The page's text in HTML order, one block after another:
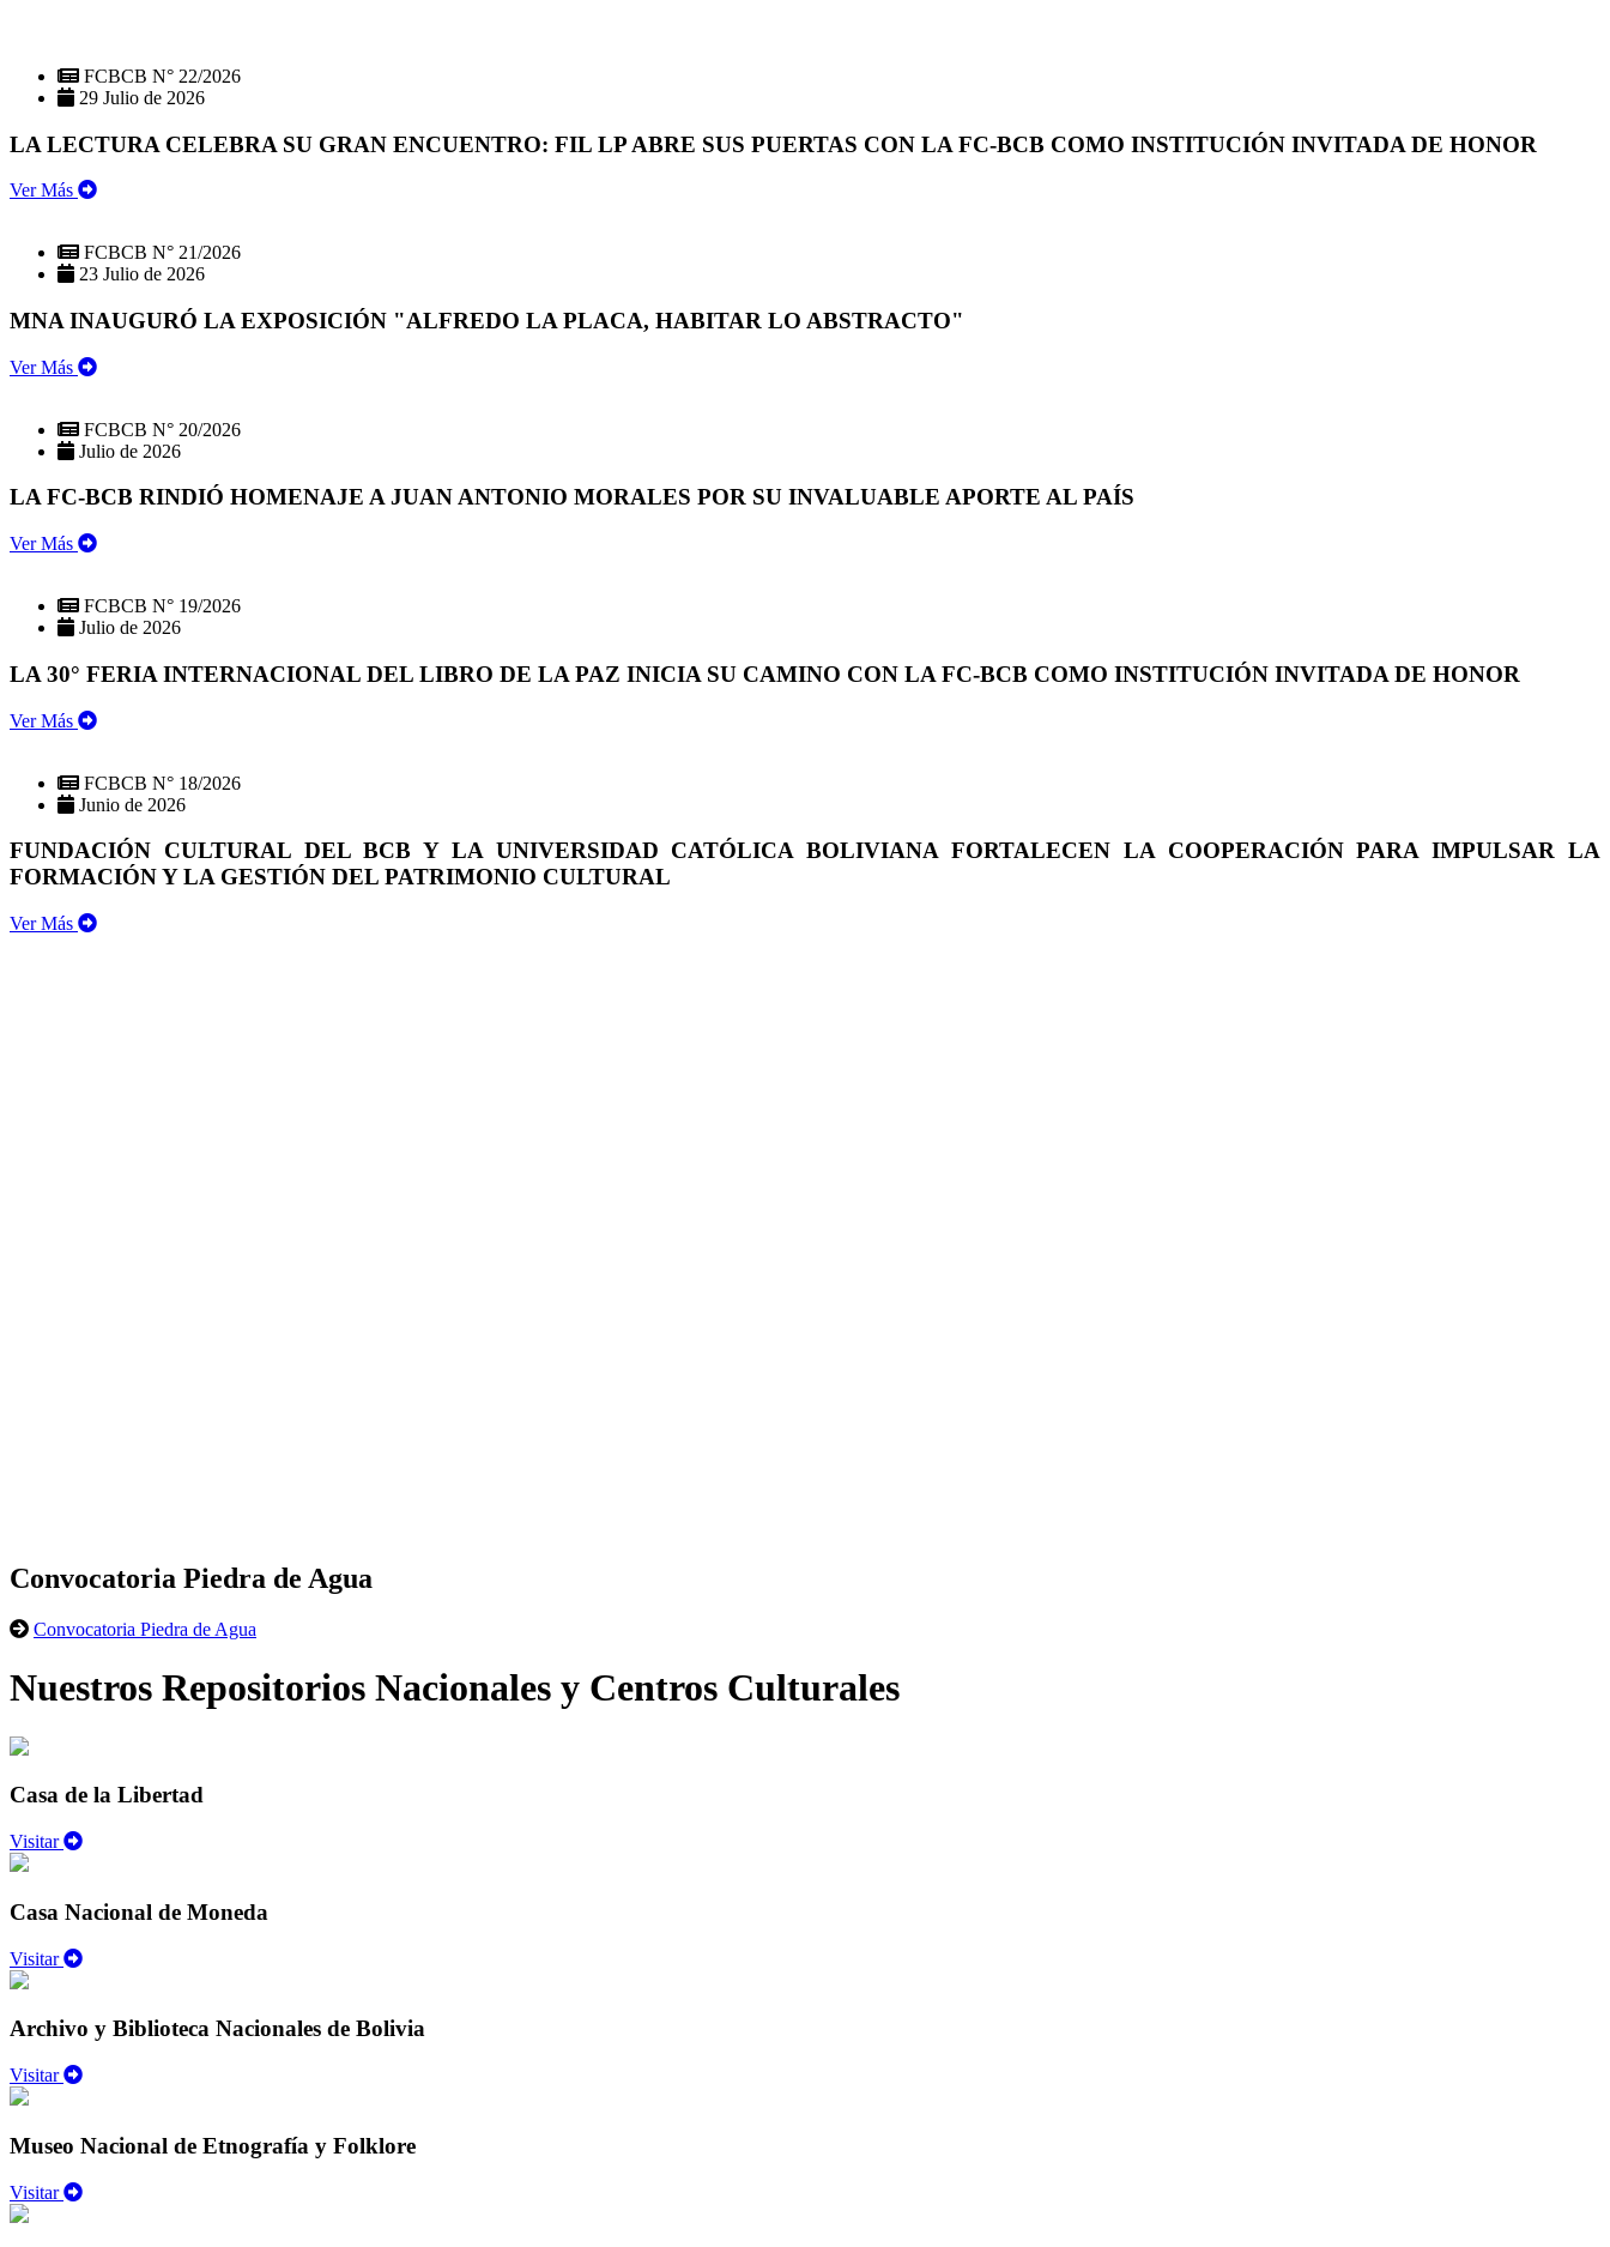
FCBCB N° 22/2026
29 Julio de 2026
LA LECTURA CELEBRA SU GRAN ENCUENTRO: FIL LP ABRE SUS PUERTAS CON LA FC-BCB COMO INSTITUCIÓN INVITADA DE HONOR
Ver Más
FCBCB N° 21/2026
23 Julio de 2026
MNA INAUGURÓ LA EXPOSICIÓN "ALFREDO LA PLACA, HABITAR LO ABSTRACTO"
Ver Más
FCBCB N° 20/2026
Julio de 2026
LA FC-BCB RINDIÓ HOMENAJE A JUAN ANTONIO MORALES POR SU INVALUABLE APORTE AL PAÍS
Ver Más
FCBCB N° 19/2026
Julio de 2026
LA 30° FERIA INTERNACIONAL DEL LIBRO DE LA PAZ INICIA SU CAMINO CON LA FC-BCB COMO INSTITUCIÓN INVITADA DE HONOR
Ver Más
FCBCB N° 18/2026
Junio de 2026
FUNDACIÓN CULTURAL DEL BCB Y LA UNIVERSIDAD CATÓLICA BOLIVIANA FORTALECEN LA COOPERACIÓN PARA IMPULSAR LA
FORMACIÓN Y LA GESTIÓN DEL PATRIMONIO CULTURAL
Ver Más
Convocatoria Piedra de Agua
Convocatoria Piedra de Agua
Nuestros Repositorios Nacionales y Centros Culturales
Casa de la Libertad
Visitar
Casa Nacional de Moneda
Visitar
Archivo y Biblioteca Nacionales de Bolivia
Visitar
Museo Nacional de Etnografía y Folklore
Visitar